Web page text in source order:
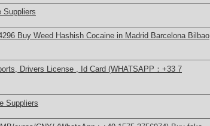
Suppliers
Buy Weed Hashish Cocaine in Madrid Barcelona Bilbao
Drivers License , Id Card (WHATSAPP：+33 7
Suppliers